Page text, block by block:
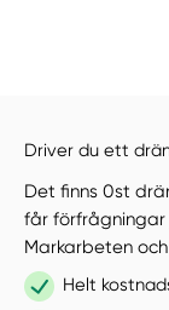
Driver du ett
Det finns 0st
får förfrågningar
Markarbeten
Helt